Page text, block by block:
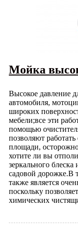
Мойка
Высокое давление
автомобиля,
широких
мебели;все эти
помощью
позволяют
площади,
хотите ли вы
зеркального
садовой дорожке.В
также является
поскольку
химических